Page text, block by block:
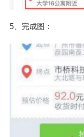
5、完成图：